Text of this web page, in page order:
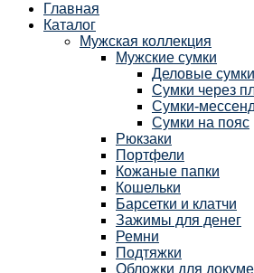
Главная
Каталог
Мужская коллекция
Мужские сумки
Деловые сумки
Сумки через
Сумки-
Сумки на пояс
Рюкзаки
Портфели
Кожаные папки
Кошельки
Барсетки и клатчи
Зажимы для денег
Ремни
Подтяжки
Обложки для